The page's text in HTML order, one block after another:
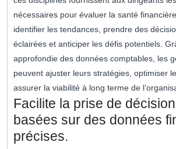
nécessaires pour évaluer la santé financière
identifier les tendances, prendre des
éclairées et anticiper les défis potentiels.
approfondie des données comptables, les
peuvent ajuster leurs stratégies, optimiser
assurer la viabilité à long terme de
Facilite la prise de
basées sur des données
précises.